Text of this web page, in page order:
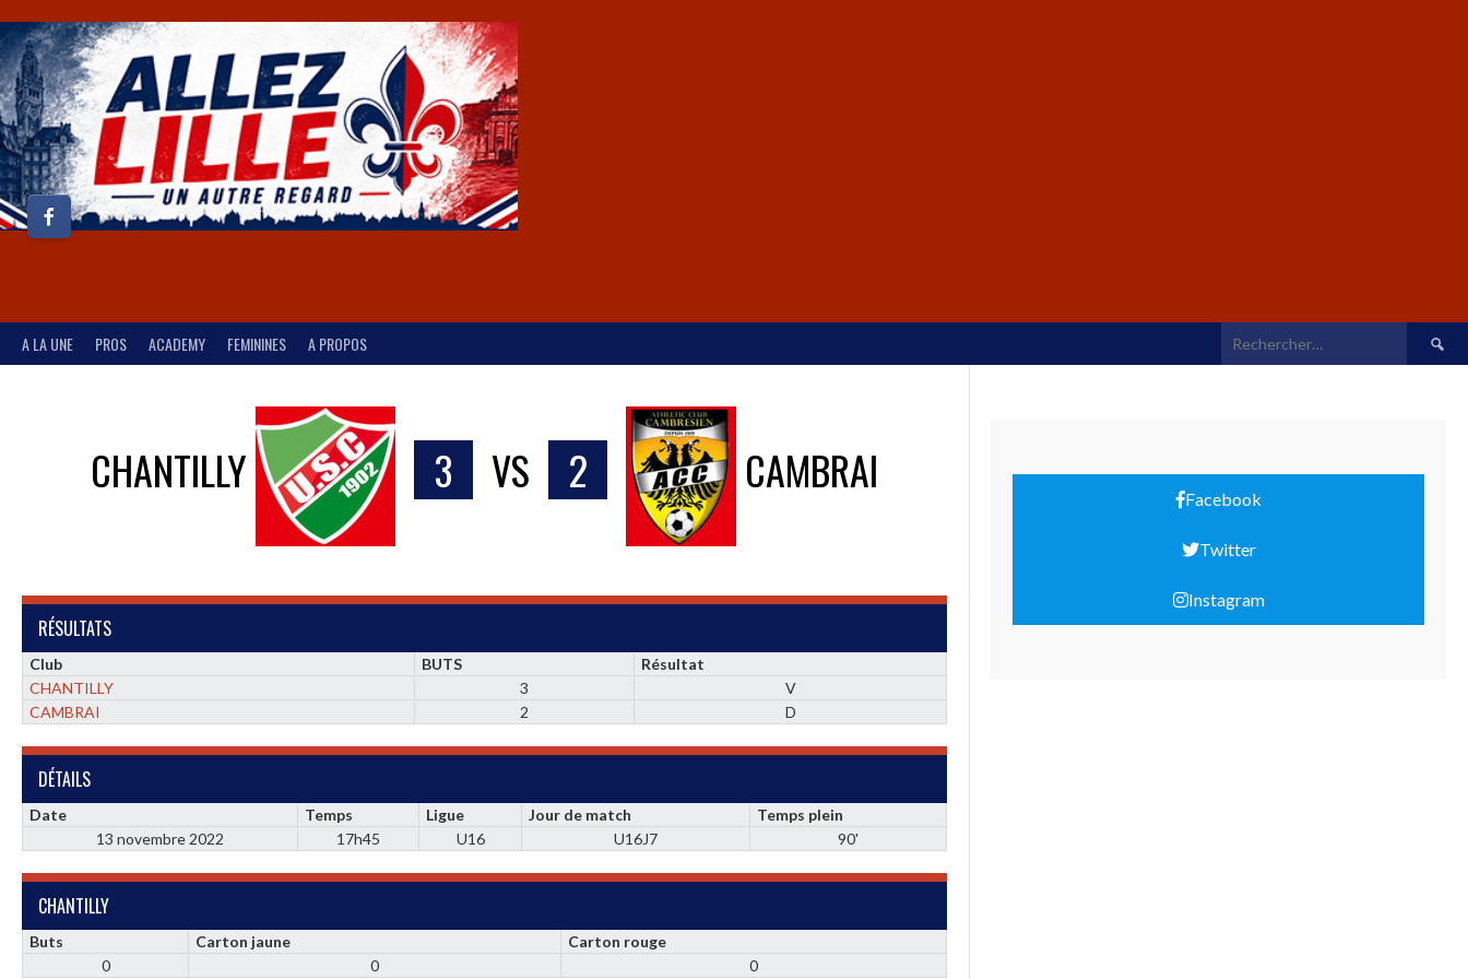
A LA UNE PROS ACADEMY FEMININES A PROPOS
CHANTILLY 3 VS 2 CAMBRAI
RÉSULTATS
Club BUTS
Résultat
CHANTILLY
3
V
CAMBRAI
2 D
DÉTAILS
Date Temps Ligue Jour de match
Temps plein
13 novembre 2022
17h45 U16 U16J7 90'
CHANTILLY
Buts Carton jaune
Carton rouge
0
0 0
Facebook
Twitter
Instagram